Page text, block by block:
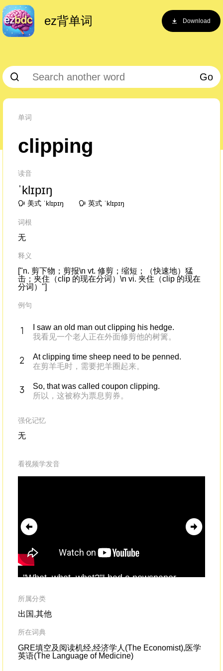
ez背单词 Download
Go
单词
clipping
读音
ˈklɪpɪŋ
美式 ˈklɪpɪŋ 英式 ˈklɪpɪŋ
词根
无
释义
["n. 剪下物；剪报\n vt. 修剪；缩短；（快速地）猛
击；夹住（clip 的现在分词）\n vi. 夹住（clip 的现在
分词）"]
例句
I saw an old man out clipping his hedge.
我看见一个老人正在外面修剪他的树篱。
At clipping time sheep need to be penned.
在剪羊毛时，需要把羊圈起来。
So, that was called coupon clipping.
所以，这被称为票息剪券。
强化记忆
无
看视频学发音
"What, what, what?"I had a newspaper
school here?
所属分类
出国,其他
所在词典
GRE填空及阅读机经,经济学人(The Economist),医学
英语(The Language of Medicine)